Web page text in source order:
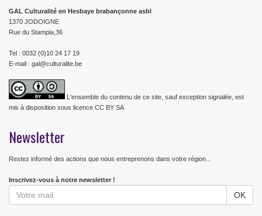
GAL Culturalité en Hesbaye brabançonne asbl
1370 JODOIGNE
Rue du Stampia,36
Tel : 0032 (0)10 24 17 19
E-mail : gal@culturalite.be
L'ensemble du contenu de ce site, sauf exception signalée, est
mis à disposition sous licence CC BY SA
Newsletter
Restez informé des actions que nous entreprenons dans votre région...
Inscrivez-vous à notre newsletter !